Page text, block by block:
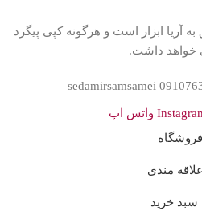
آریا ابزار است و هرگونه کپی پیگرد
خواهد داشت.
واتس اپ
فروشگاه
علاقه مندی
سبد خرید